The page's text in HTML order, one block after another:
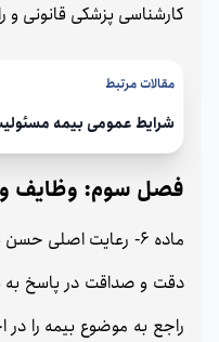
کارشناسی پزشکی قانونی و
مقالات مرتبط
شرایط عمومی بیمه
فصل سوم: وظایف و
ماده 6- رعایت اصلی
دقت و صداقت در پاسخ به
راجع به موضوع بیمه را در